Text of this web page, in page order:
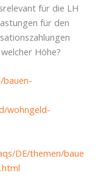
für die LH
für den
Höhe?
bauen-
wohngeld-
DE/themen/baue